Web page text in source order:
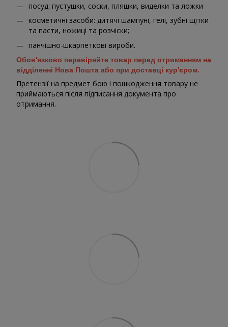
посуд: пустушки, соски, пляшки, виделки та ложки
косметичні засоби: дитячі шампуні, гелі, зубні щітки
та пасти, ножиці та розчіски;
панчішно-шкарпеткові вироби.
Обов'язково перевіряйте товар перед отриманням на
відділенні Нова Пошта або при доставці кур'єром.
Претензії на предмет бою і пошкодження товару не
приймаються після підписання документа про
отримання.